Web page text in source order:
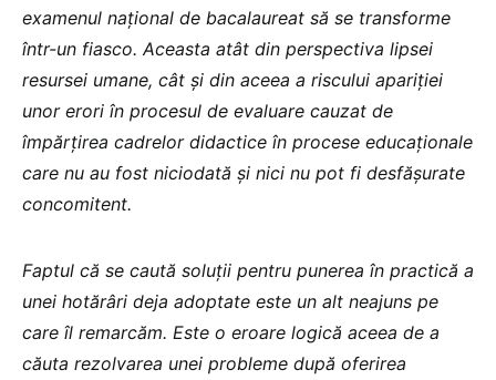
examenul național de bacalaureat să se transforme
într-un fiasco. Aceasta atât din perspectiva lipsei
resursei umane, cât și din aceea a riscului apariției
unor erori în procesul de evaluare cauzat de
împărțirea cadrelor didactice în procese educaționale
care nu au fost niciodată și nici nu pot fi desfășurate
concomitent.
Faptul că se caută soluții pentru punerea în practică a
unei hotărâri deja adoptate este un alt neajuns pe
care îl remarcăm. Este o eroare logică aceea de a
căuta rezolvarea unei probleme după oferirea